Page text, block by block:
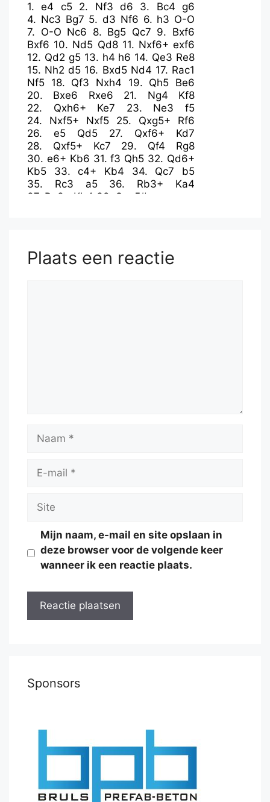
1.e4 c5 2. Nf3 d6 3. Bc4 g6
4. Nc3 Bg7 5. d3 Nf6 6. h3 O-O
7. O-O Nc6 8. Bg5 Qc7 9. Bxf6
Bxf6 10. Nd5 Qd8 11. Nxf6+ exf6
12. Qd2 g5 13. h4 h6 14. Qe3 Re8
15. Nh2 d5 16. Bxd5 Nd4 17. Rac1
Nf5 18. Qf3 Nxh4 19. Qh5 Be6
20. Bxe6 Rxe6 21. Ng4
Kf8
22. Qxh6+ Ke7 23. Ne3
f5
24. Nxf5+ Nxf5 25. Qxg5+
Rf6
26. e5 Qd5 27. Qxf6+
Kd7
28. Qxf5+ Kc7 29. Qf4
Rg8
30. e6+ Kb6 31.f3 Qh5 32. Qd6+
Kb5
33.c4+ Kb4 34. Qc7
b5
35. Rc3 a5 36. Rb3+
Ka4
37. Ra3+ Kb4 38. Qxa5#
Plaats een reactie
Naam
Site
Mijn naam, e-mail en site opslaan in
deze browser voor de volgende keer
wanneer ik een reactie plaats.
Sponsors